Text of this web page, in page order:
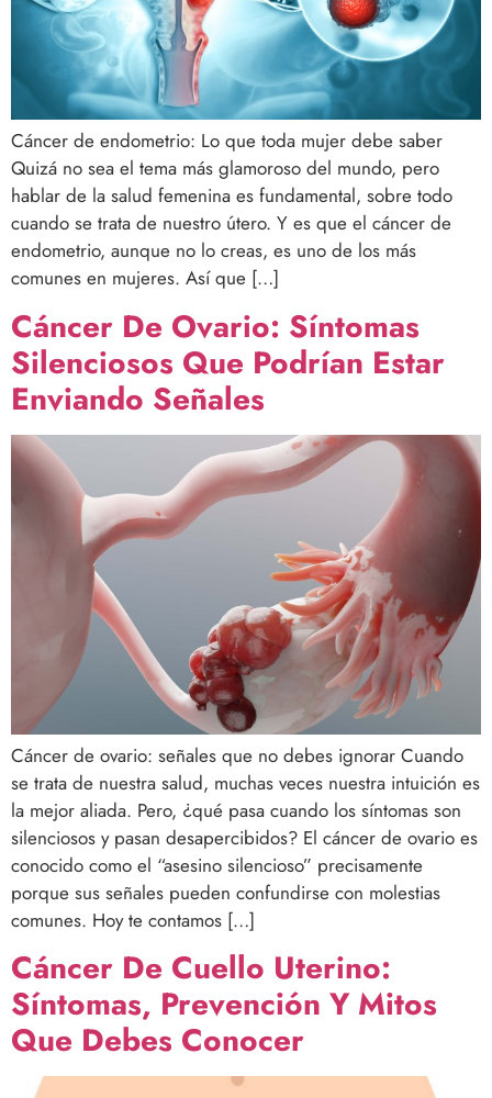
Cáncer de endometrio: Lo que toda mujer debe saber
Quizá no sea el tema más glamoroso del mundo, pero
hablar de la salud femenina es fundamental, sobre todo
cuando se trata de nuestro útero. Y es que el cáncer de
endometrio, aunque no lo creas, es uno de los más
comunes en mujeres. Así que […]
Cáncer De Ovario: Síntomas
Silenciosos Que Podrían Estar
Enviando Señales
Cáncer de ovario: señales que no debes ignorar Cuando
se trata de nuestra salud, muchas veces nuestra intuición es
la mejor aliada. Pero, ¿qué pasa cuando los síntomas son
silenciosos y pasan desapercibidos? El cáncer de ovario es
conocido como el “asesino silencioso” precisamente
porque sus señales pueden confundirse con molestias
comunes. Hoy te contamos […]
Cáncer De Cuello Uterino:
Síntomas, Prevención Y Mitos
Que Debes Conocer